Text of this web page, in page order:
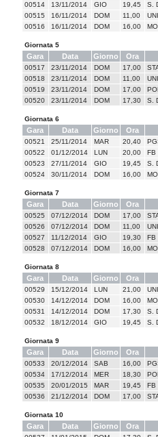
00514
13/11/2014 GIO 19,45 S.
00515
16/11/2014 DOM 11,00
00516
16/11/2014 DOM 16,00
Giornata 5
Gara Data Giorno Ora
00517 23/11/2014 DOM 17,00
00518
23/11/2014 DOM 11,00
00519
23/11/2014 DOM 17,00
00520
23/11/2014 DOM 17,30 S.
Giornata 6
Gara Data Giorno Ora
00521 25/11/2014 MAR 20,40
00522
01/12/2014 LUN 20,00 FB
00523
27/11/2014 GIO 19,45 S.
00524
30/11/2014 DOM 16,00
Giornata 7
Gara Data Giorno Ora
00525 07/12/2014 DOM 17,00
00526
07/12/2014 DOM 11,00
00527
11/12/2014 GIO 19,30 FB
00528
07/12/2014 DOM 16,00
Giornata 8
Gara Data Giorno Ora
00529 15/12/2014 LUN 21,00
00530
14/12/2014 DOM 16,00
00531
14/12/2014 DOM 17,30 S.
00532
18/12/2014 GIO 19,45 S.
Giornata 9
Gara Data Giorno Ora
00533 20/12/2014 SAB 16,00
00534
17/12/2014 MER 18,30
00535
20/01/2015 MAR 19,45 FB
00536
21/12/2014 DOM 17,00
Giornata 10
Gara Data Giorno Ora